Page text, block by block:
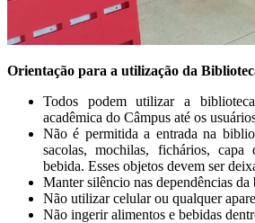
Orientação para a utilização da
Todos podem utilizar a
acadêmica do Câmpus até os
Não é permitida a entrada na
sacolas, mochilas, fichários,
bebida. Esses objetos devem ser
Manter silêncio nas dependências da
Não utilizar celular ou qualquer
Não ingerir alimentos e bebidas